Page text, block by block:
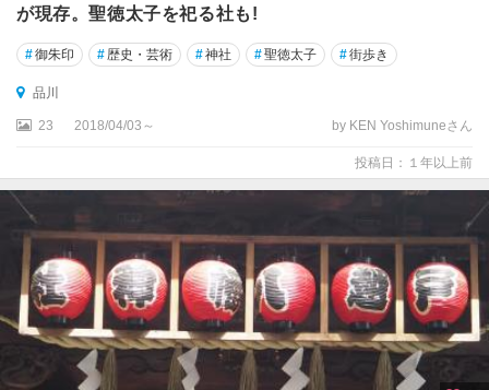
が現存。聖徳太子を祀る社も!
#御朱印 # 歴史・芸術 #神社 #聖徳太子 #街歩き
品川
23 2018/04/03～ by KEN Yoshimuneさん
投稿日：１年以上前